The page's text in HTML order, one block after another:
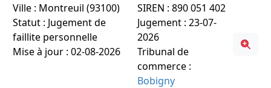
Ville : Montreuil (93100)
Statut : Jugement de
faillite personnelle
Mise à jour : 02-08-2026
SIREN : 890 051 402
Jugement : 23-07-
2026
Tribunal de
commerce :
Bobigny